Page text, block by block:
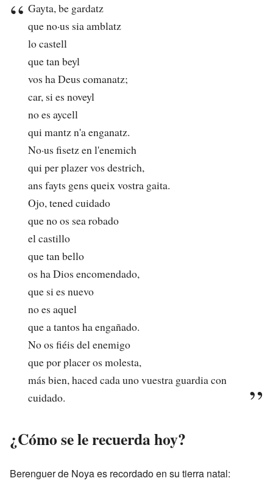
Gayta, be gardatz
que no·us sia amblatz
lo castell
que tan beyl
vos ha Deus comanatz;
car, si es noveyl
no es aycell
qui mantz n'a enganatz.
No·us fisetz en l'enemich
qui per plazer vos destrich,
ans fayts gens queix vostra gaita.
Ojo, tened cuidado
que no os sea robado
el castillo
que tan bello
os ha Dios encomendado,
que si es nuevo
no es aquel
que a tantos ha engañado.
No os fiéis del enemigo
que por placer os molesta,
más bien, haced cada uno vuestra guardia con
cuidado.
¿Cómo se le recuerda hoy?
Berenguer de Noya es recordado en su tierra natal: